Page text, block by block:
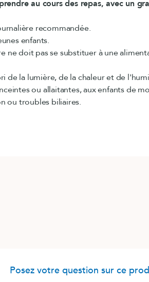
au cours des repas, avec un
recommandée.
enfants.
ne doit pas se substituer à une
de la lumière, de la chaleur et de
ou allaitantes, aux enfants de
ou troubles biliaires.
Posez votre question sur ce